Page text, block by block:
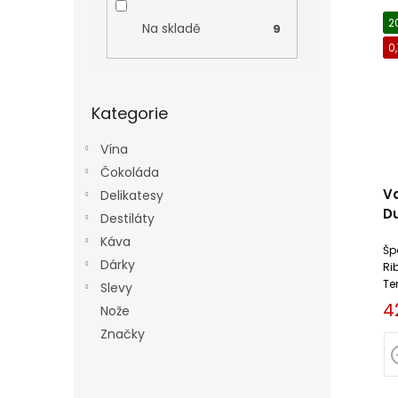
Na skladě 9
kategorie
Kategorie
Vína
Čokoláda
Delikatesy
Destiláty
Káva
Dárky
Slevy
Nože
Značky
í
p
r